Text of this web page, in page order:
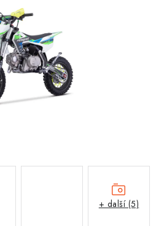
Reklamace a vrácení zboží
Návody na montáž+ další (5)